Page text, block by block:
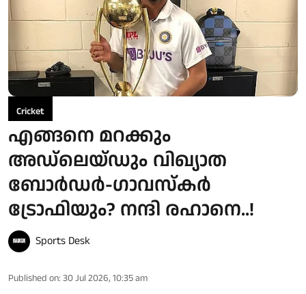
Cricket
എങ്ങനെ മറക്കും
അഡ്‌ലെയ്ഡും വിഖ്യാത
ബോർഡർ-ഗാവസ്‌കർ
ട്രോഫിയും? നന്ദി രഹാനെ..!
Sports Desk
Published on: 30 Jul 2026, 10:35 am